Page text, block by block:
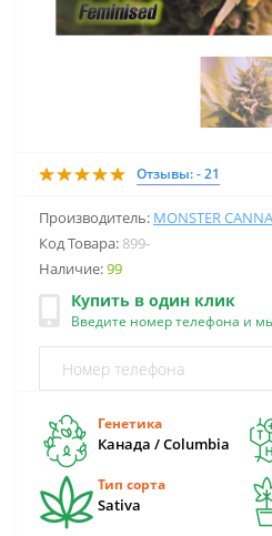
Отзывы: - 21
Производитель: MONSTER
Код Товара: 899-
Наличие:99
Купить в один клик
Введите номер телефона и
Генетика
Канада / Columbia
Тип сорта
Sativa